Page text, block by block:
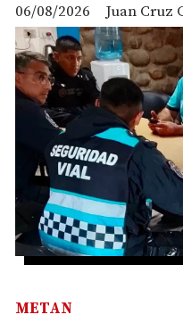
Juan Cruz
06/08/2026
METAN